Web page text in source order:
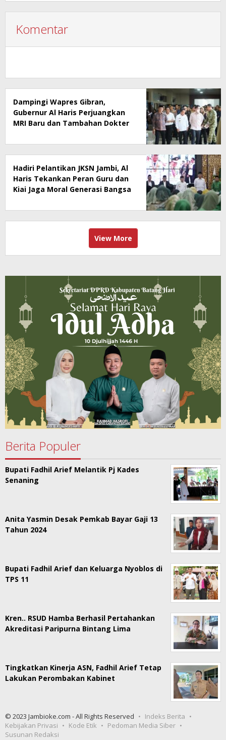
Komentar
Dampingi Wapres Gibran,
Gubernur Al Haris Perjuangkan
MRI Baru dan Tambahan Dokter
Mattaher
Hadiri Pelantikan JKSN Jambi, Al
Haris Tekankan Peran Guru dan
Kiai Jaga Moral Generasi Bangsa
View More
Berita Populer
Bupati Fadhil Arief Melantik Pj Kades
Senaning
Anita Yasmin Desak Pemkab Bayar Gaji 13
Tahun 2024
Bupati Fadhil Arief dan Keluarga Nyoblos di
TPS 11
Kren.. RSUD Hamba Berhasil Pertahankan
Akreditasi Paripurna Bintang Lima
Tingkatkan Kinerja ASN, Fadhil Arief Tetap
Lakukan Perombakan Kabinet
© 2023 Jambioke.com - All Rights Reserved
Indeks Berita
Kebijakan Privasi
Kode Etik
Pedoman Media Siber
Susunan Redaksi